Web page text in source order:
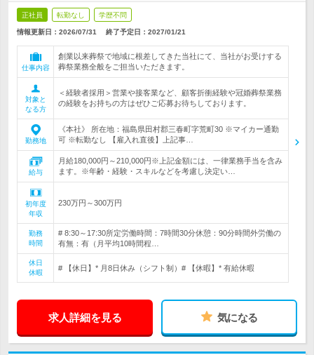
正社員 転勤なし 学歴不問
情報更新日：2026/07/31 終了予定日： 2027/01/21
仕事内容
創業以来葬祭で地域に根差してきた当社にて、当社がお受けする
葬祭業務全般をご担当いただきます。
対象と
なる方
＜経験者採用＞営業や接客業など、顧客折衝経験や冠婚葬祭業務
の経験をお持ちの方はぜひご応募お待ちしております。
勤務地
《本社》 所在地：福島県田村郡三春町字荒町30 ※マイカー通勤
可 ※転勤なし 【雇入れ直後】上記事…
給与
月給180,000円～210,000円※上記金額には、一律業務手当を含み
ます。※年齢・経験・スキルなどを考慮し決定い…
初年度
年収
230万円～300万円
勤務
時間
# 8:30～17:30所定労働時間：7時間30分休憩：90分時間外労働の
有無：有（月平均10時間程…
休日
休暇
# 【休日】* 月8日休み（シフト制）# 【休暇】* 有給休暇
求人詳細を見る 気になる